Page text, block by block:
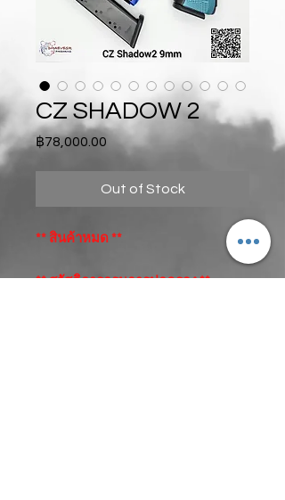
CZ SHADOW 2
฿78,000.00 Price
Out of Stock
** สินค้าหมด **
** สวัสดิการกรมการปกครอง **